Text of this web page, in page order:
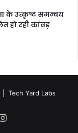
के उत्कृष्ट समन्वय
हो रही कांवड़
| Tech Yard Labs
Instagram